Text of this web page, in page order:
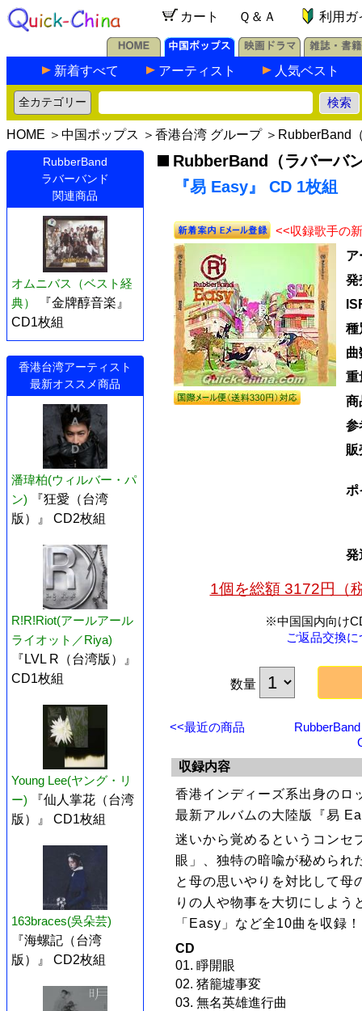
カート Ｑ＆Ａ 利用ガ
新着すべて アーティスト 人気ベスト
HOME ＞ 中国ポップス ＞ 香港台湾 グループ＞ RubberBand
RubberBand
ラバーバンド
関連商品
オムニバス（ベスト経
典）
『金牌醇音楽』
CD1枚組
香港台湾アーティスト
最新オススメ商品
潘瑋柏(ウィルバー・パ
ン)
『狂愛（台湾
版）』 CD2枚組
R!R!Riot(アールアール
ライオット／Riya)
『LVL R（台湾版）』
CD1枚組
Young Lee(ヤング・リ
ー)
『仙人掌花（台湾
版）』 CD1枚組
163braces(吳朵芸)
『海螺記（台湾
版）』 CD2枚組
RubberBand（ラバーバ
『易 Easy』 CD 1枚組
<<収録歌手の
ア
発
種
曲
重
商
参
販
ポ
発
1個を総額 3172円（
※中国国内向け
ご返品交換
数量
<<最近の商品
収録内容
香港インディーズ系出身の
最新アルバムの大陸版『易
迷いから覚めるというコンセ
眼」、独特の暗喩が秘められ
と母の思いやりを対比して母
りの人や物事を大切にしよう
「Easy」など全10曲を収録！
CD
01. 睜開眼
02. 猪籠墟事変
03. 無名英雄進行曲